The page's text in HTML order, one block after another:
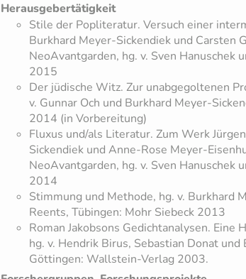
Herausgebertätigkeit
Stile der Popliteratur. Versuch einer
Burkhard Meyer-Sickendiek und Carsten
NeoAvantgarden, hg. v. Sven Hanuschek
2015
Der jüdische Witz. Zur unabgegoltenen
v. Gunnar Och und Burkhard Meyer-
2014 (in Vorbereitung)
Fluxus und/als Literatur. Zum Werk
Sickendiek und Anne-Rose Meyer-
NeoAvantgarden, hg. v. Sven Hanuschek
2014
Stimmung und Methode, hg. v. Burkhard
Reents, Tübingen: Mohr Siebeck 2013
Roman Jakobsons Gedichtanalysen. Eine
hg. v. Hendrik Birus, Sebastian Donat
Göttingen: Wallstein-Verlag 2003.